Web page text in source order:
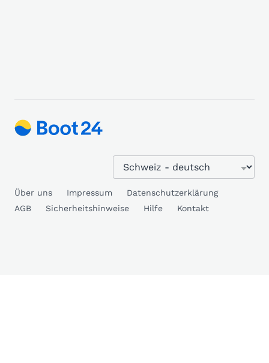
Über uns Impressum
Datenschutzerklärung
AGB
Sicherheitshinweise Hilfe Kontakt